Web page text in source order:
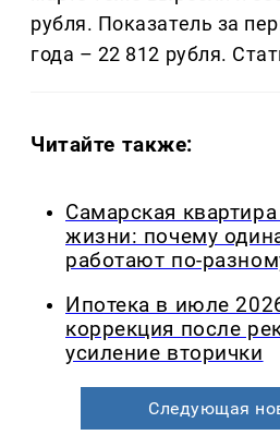
рубля. Показатель за
года – 22 812 рубля.
Читайте также:
Самарская
жизни: почему
работают по-
Ипотека в июле
коррекция после
усиление вторички
Следующая